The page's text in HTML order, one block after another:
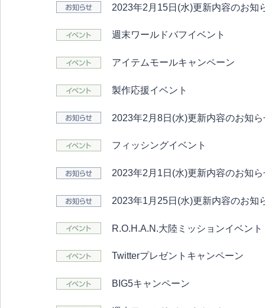
2023年2月15日(水)更新内容のお知
週末ワールドバフイベント
アイテムモールキャンペーン
製作応援イベント
2023年2月8日(水)更新内容のお知ら
フィッシングイベント
2023年2月1日(水)更新内容のお知ら
2023年1月25日(水)更新内容のお知
R.O.H.A.N.大陸ミッションイベント
Twitterプレゼントキャンペーン
BIG5キャンペーン